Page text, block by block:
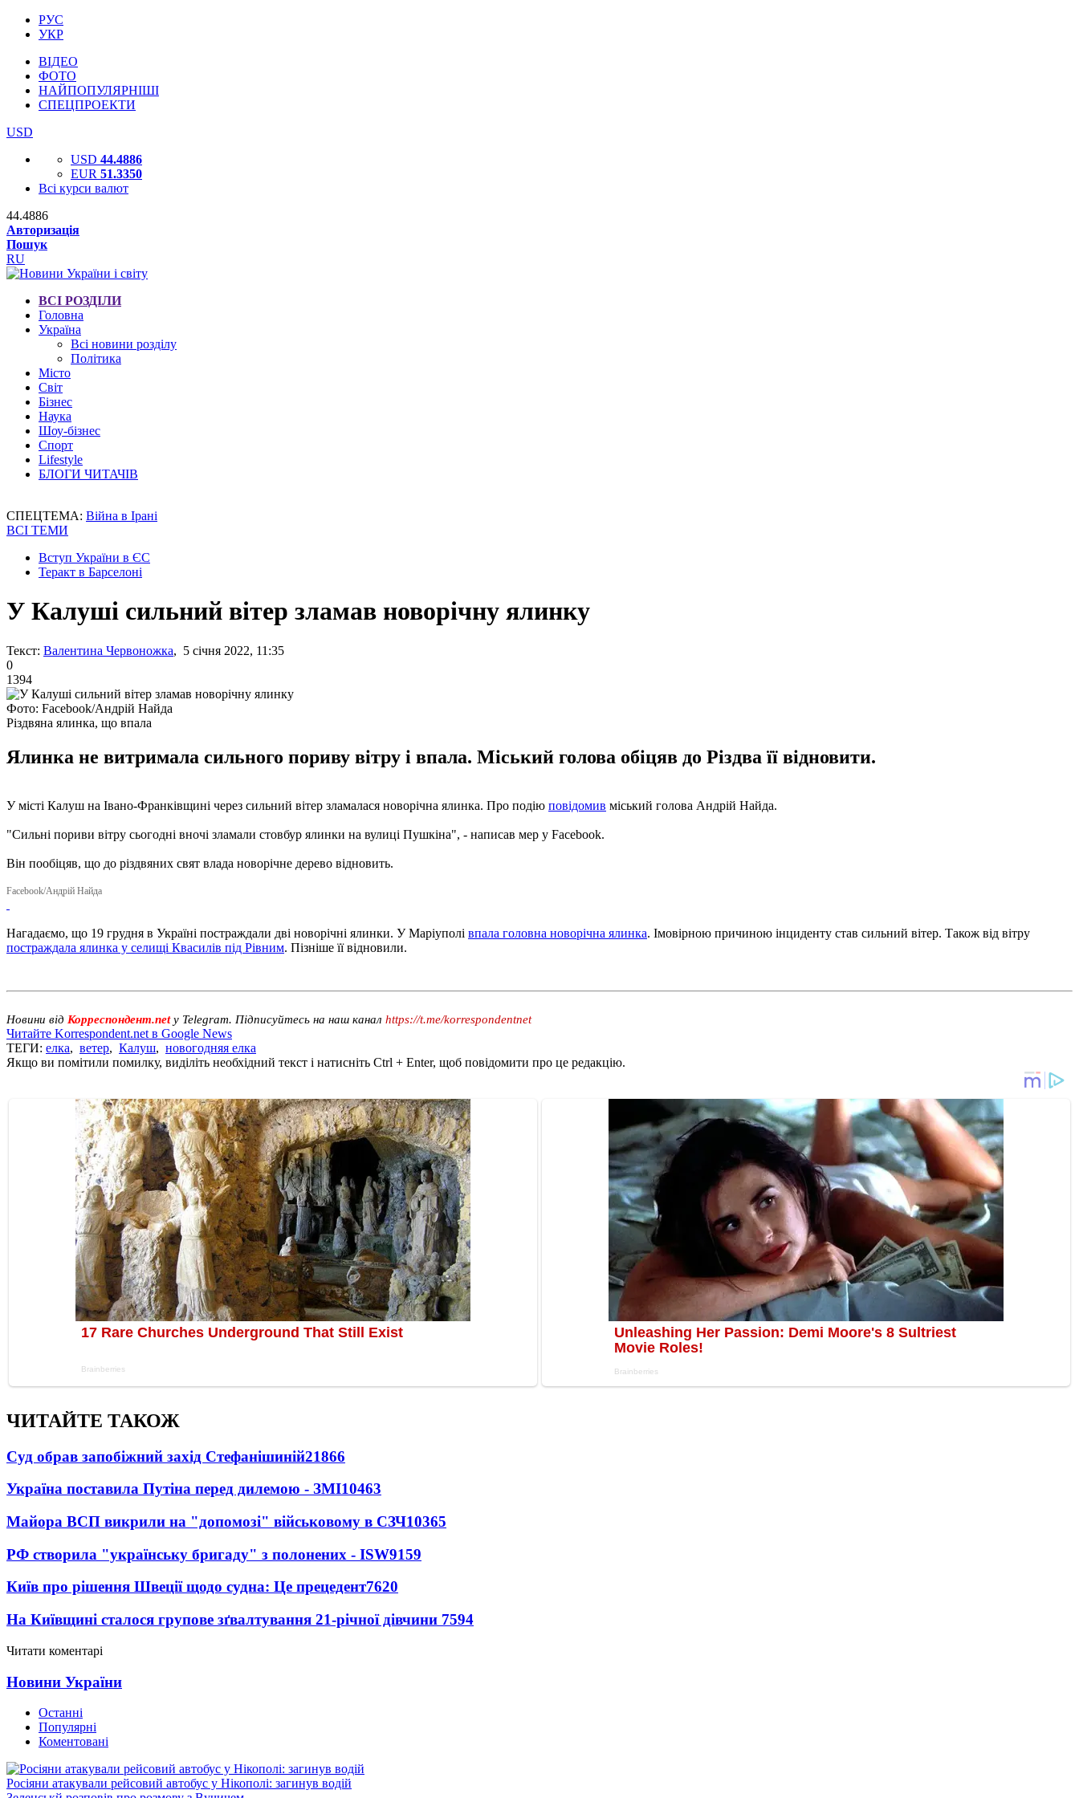
РУС
УКР
ВІДЕО
ФОТО
НАЙПОПУЛЯРНІШІ
СПЕЦПРОЕКТИ
USD
USD 44.4886
EUR 51.3350
Всі курси валют
44.4886
Авторизація
Пошук
RU
ВСІ РОЗДІЛИ
Головна
Україна
Всі новини розділу
Політика
Місто
Світ
Бізнес
Наука
Шоу-бізнес
Спорт
Lifestyle
БЛОГИ ЧИТАЧІВ
СПЕЦТЕМА: Війна в Ірані
ВСІ ТЕМИ
Вступ України в ЄС
Теракт в Барселоні
У Калуші сильний вітер зламав новорічну ялинку
Текст: Валентина Червоножка, 5 січня 2022, 11:35
0
1394
Фото: Facebook/Андрій Найда
Різдвяна ялинка, що впала
Ялинка не витримала сильного пориву вітру і впала. Міський голова обіцяв до Різдва її відновити.
У місті Калуш на Івано-Франківщині через сильний вітер зламалася новорічна ялинка. Про подію повідомив міський голова Андрій Найда.
"Сильні пориви вітру сьогодні вночі зламали стовбур ялинки на вулиці Пушкіна", - написав мер у Facebook.
Він пообіцяв, що до різдвяних свят влада новорічне дерево відновить.
Facebook/Андрій Найда
Нагадаємо, що 19 грудня в Україні постраждали дві новорічні ялинки. У Маріуполі впала головна новорічна ялинка. Імовірною причиною інциденту став сильний вітер. Також від вітру
постраждала ялинка у селищі Квасилів під Рівним. Пізніше її відновили.
Новини від Корреспондент.netу Telegram. Підписуйтесь на наш канал https://t.me/korrespondentnet
Читайте Korrespondent.net в Google News
ТЕГИ: елка, ветер, Калуш, новогодняя елка
Якщо ви помітили помилку, виділіть необхідний текст і натисніть Ctrl + Enter, щоб повідомити про це редакцію.
ЧИТАЙТЕ ТАКОЖ
Суд обрав запобіжний захід Стефанішиній21866
Україна поставила Путіна перед дилемою - ЗМІ10463
Майора ВСП викрили на "допомозі" військовому в СЗЧ10365
РФ створила "українську бригаду" з полонених - ISW9159
Київ про рішення Швеції щодо судна: Це прецедент7620
На Київщині сталося групове зґвалтування 21-річної дівчини 7594
Читати коментарі
Новини України
Останні
Популярні
Коментовані
Росіяни атакували рейсовий автобус у Нікополі: загинув водій